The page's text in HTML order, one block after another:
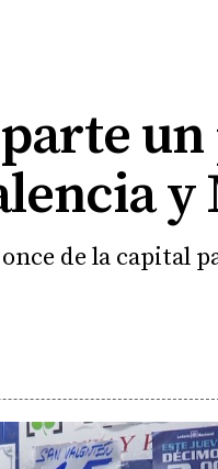
de la capital